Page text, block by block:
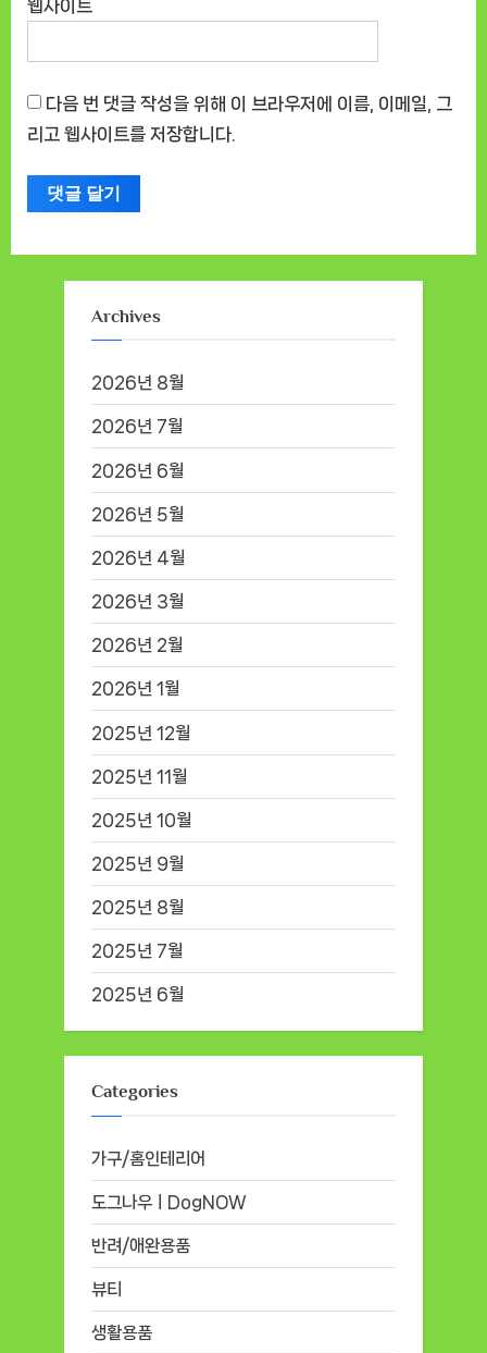
웹사이트
다음 번 댓글 작성을 위해 이 브라우저에 이름, 이메일, 그
리고 웹사이트를 저장합니다.
Archives
2026년 8월
2026년 7월
2026년 6월
2026년 5월
2026년 4월
2026년 3월
2026년 2월
2026년 1월
2025년 12월
2025년 11월
2025년 10월
2025년 9월
2025년 8월
2025년 7월
2025년 6월
Categories
가구/홈인테리어
도그나우ㅣDogNOW
반려/애완용품
뷰티
생활용품